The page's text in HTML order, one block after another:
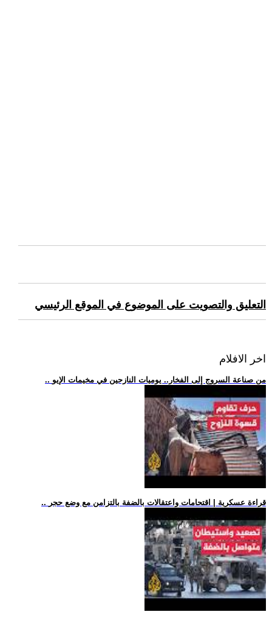
التعليق والتصويت على الموضوع في الموقع الرئيسي
اخر الافلام
.. من صناعة السروج إلى الفخار.. يوميات النازحين في مخيمات الإيو
.. قراءة عسكرية | اقتحامات واعتقالات بالضفة بالتزامن مع وضع حجر